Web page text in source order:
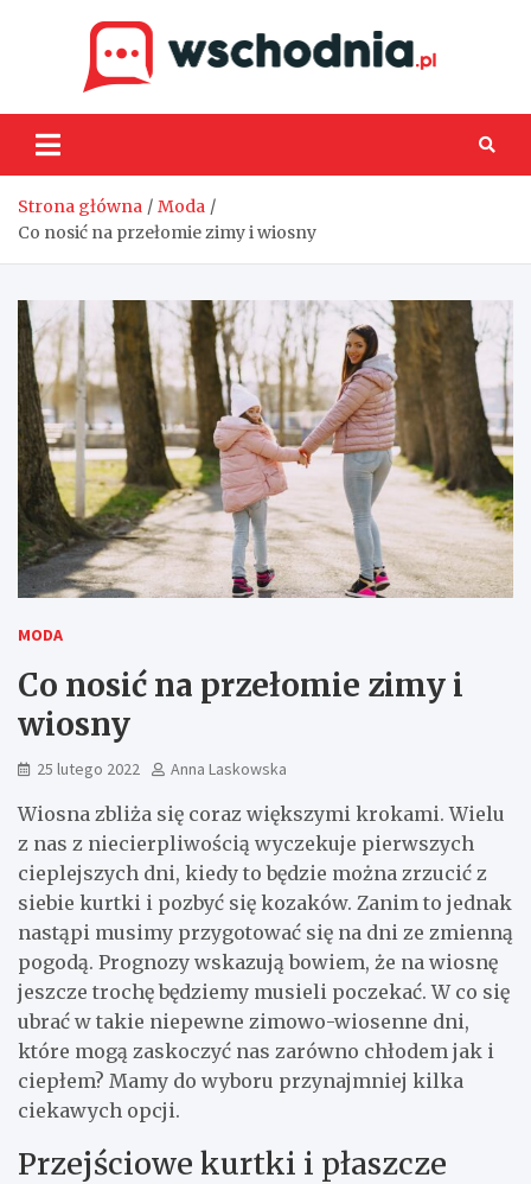
Strona główna
Moda
Co nosić na przełomie zimy i wiosny
MODA
Co nosić na przełomie zimy i
wiosny
25 lutego 2022 Anna Laskowska
Wiosna zbliża się coraz większymi krokami. Wielu
z nas z niecierpliwością wyczekuje pierwszych
cieplejszych dni, kiedy to będzie można zrzucić z
siebie kurtki i pozbyć się kozaków. Zanim to jednak
nastąpi musimy przygotować się na dni ze zmienną
pogodą. Prognozy wskazują bowiem, że na wiosnę
jeszcze trochę będziemy musieli poczekać. W co się
ubrać w takie niepewne zimowo-wiosenne dni,
które mogą zaskoczyć nas zarówno chłodem jak i
ciepłem? Mamy do wyboru przynajmniej kilka
ciekawych opcji.
Przejściowe kurtki i płaszcze